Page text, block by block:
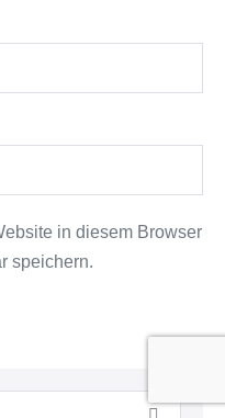
in diesem Browser
speichern.